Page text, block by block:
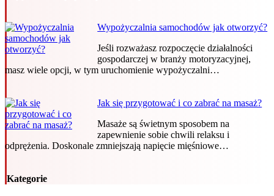
Wypożyczalnia samochodów jak otworzyć?
Jeśli rozważasz rozpoczęcie działalności
gospodarczej w branży motoryzacyjnej,
masz wiele opcji, w tym uruchomienie wypożyczalni…
Jak się przygotować i co zabrać na masaż?
Masaże są świetnym sposobem na
zapewnienie sobie chwili relaksu i
odprężenia. Doskonale zmniejszają napięcie mięśniowe…
Kategorie